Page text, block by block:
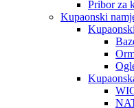
Pribor za
Kupaonski